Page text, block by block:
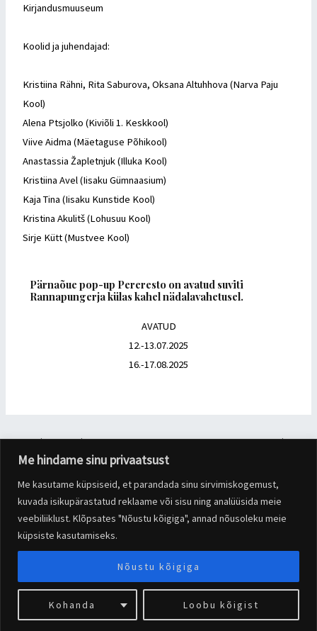
Me hindame sinu privaatsust
Me kasutame küpsiseid, et parandada sinu sirvimiskogemust,
kuvada isikupärastatud reklaame või sisu ning analüüsida meie
veebiliiklust. Klõpsates "Nõustu kõigiga", annad nõusoleku meie
küpsiste kasutamiseks.
Kohanda Loobu kõigist
Nõustu kõigiga
Kirjandusmuuseum
Koolid ja juhendajad:
Kristiina Rähni, Rita Saburova, Oksana Altuhhova (Narva Paju
Kool)
Alena Ptsjolko (Kiviõli 1. Keskkool)
Viive Aidma (Mäetaguse Põhikool)
Anastassia Žapletnjuk (Illuka Kool)
Kristiina Avel (Iisaku Gümnaasium)
Kaja Tina (Iisaku Kunstide Kool)
Kristina Akulitš (Lohusuu Kool)
Sirje Kütt (Mustvee Kool)
Pärnaõue pop-up Pereresto on avatud suviti
Rannapungerja külas kahel nädalavahetusel.
AVATUD
12.-13.07.2025
16.-17.08.2025
←Previous Postitus Next Postitus→
Copyright © 2026 Pärnaõue Pereresto | Powered byAstra WordPress
Theme